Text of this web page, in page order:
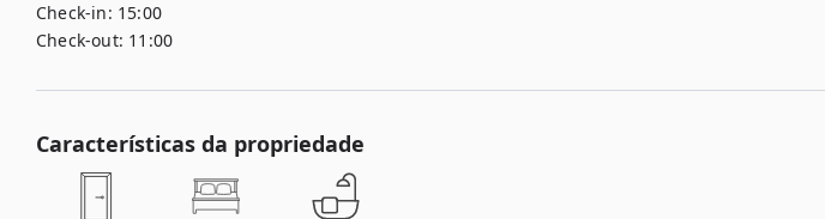
Check-in: 15:00
Check-out: 11:00
Características da propriedade